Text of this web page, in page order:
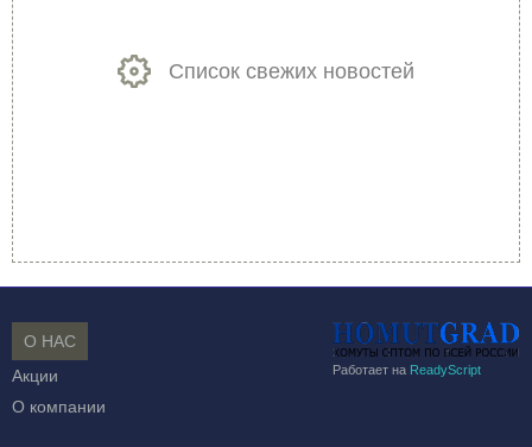
Список свежих новостей
Работает на ReadyScript
О НАС
Акции
О компании